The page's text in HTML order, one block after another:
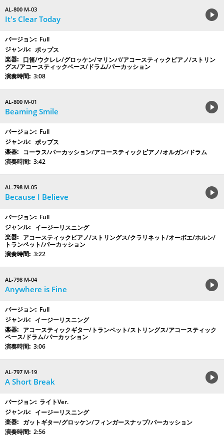
AL-800 M-03
It's Clear Today
Full
ポップス
口笛/ウクレレ/グロッケン/マリンバ/アコースティックピアノ/ストリン
グス/アコースティックベース/ドラム/パーカッション
3:08
AL-800 M-01
Beaming Smile
Full
ポップス
コーラス/パーカッション/アコースティックピアノ/オルガン/ドラム
3:42
AL-798 M-05
Because I Believe
Full
イージーリスニング
アコースティックピアノ/ストリングス/クラリネット/オーボエ/ホルン/
トランペット/パーカッション
3:22
AL-798 M-04
Anywhere is Fine
Full
イージーリスニング
アコースティックギター/トランペット/ストリングス/アコースティック
ベース/ドラム/パーカッション
3:06
AL-797 M-19
A Short Break
ライトVer.
イージーリスニング
ガットギター/グロッケン/フィンガースナップ/パーカッション
2:56